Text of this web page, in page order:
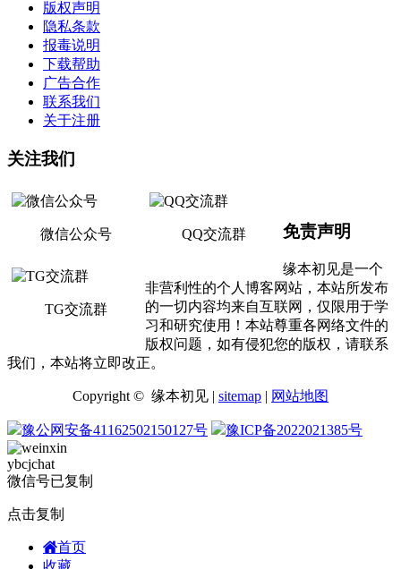
版权声明
隐私条款
报毒说明
下载帮助
广告合作
联系我们
关于注册
关注我们
微信公众号 QQ交流群
TG交流群
免责声明
缘本初见是一个
非营利性的个人博客网站，本站所发布
的一切内容均来自互联网，仅限用于学
习和研究使用！本站尊重各网络文件的
版权问题，如有侵犯您的版权，请联系
我们，本站将立即改正。
Copyright © 缘本初见 | sitemap | 网站地图
豫公网安备41162502150127号 豫ICP备2022021385号
ybcjchat
微信号已复制
点击复制
首页